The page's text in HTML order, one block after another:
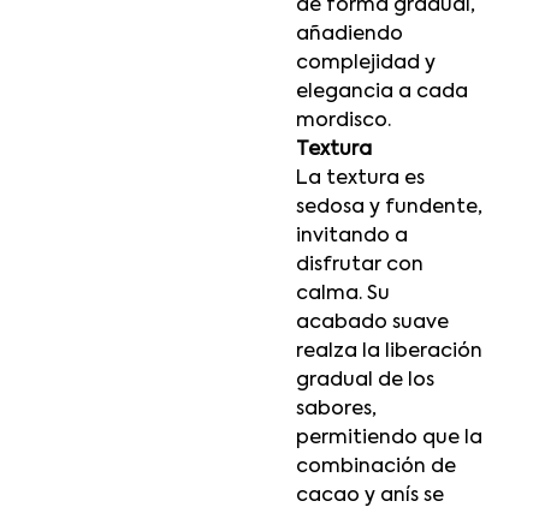
de forma gradual,
añadiendo
complejidad y
elegancia a cada
mordisco.
Textura
La textura es
sedosa y fundente,
invitando a
disfrutar con
calma. Su
acabado suave
realza la liberación
gradual de los
sabores,
permitiendo que la
combinación de
cacao y anís se